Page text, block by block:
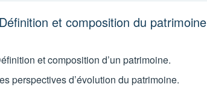
et composition du patrimoine
et composition d’un patrimoine.
perspectives d’évolution du patrimoine.